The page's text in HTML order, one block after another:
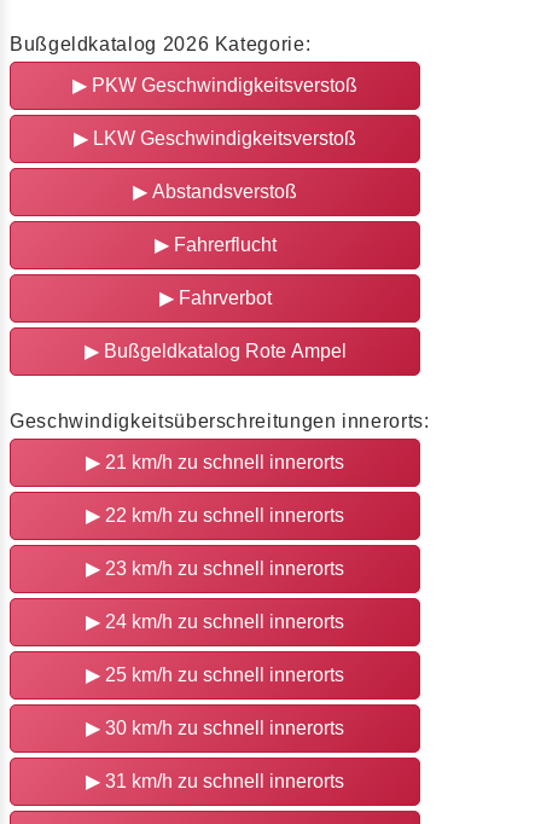
Bußgeldkatalog 2026 Kategorie:
▶ PKW Geschwindigkeitsverstoß
▶ LKW Geschwindigkeitsverstoß
▶ Abstandsverstoß
▶Fahrerflucht
▶Fahrverbot
▶Bußgeldkatalog Rote Ampel
Geschwindigkeitsüberschreitungen innerorts:
▶ 21 km/h zu schnell innerorts
▶ 22 km/h zu schnell innerorts
▶ 23 km/h zu schnell innerorts
▶ 24 km/h zu schnell innerorts
▶ 25 km/h zu schnell innerorts
▶ 30 km/h zu schnell innerorts
▶ 31 km/h zu schnell innerorts